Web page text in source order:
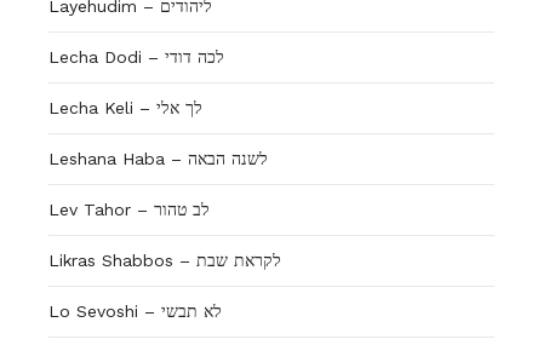
Layehudim – ליהודים
Lecha Dodi – לכה דודי
Lecha Keli – לך אלי
Leshana Haba – לשנה הבאה
Lev Tahor – לב טהור
Likras Shabbos – לקראת שבת
Lo Sevoshi – לא תבשי